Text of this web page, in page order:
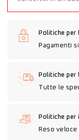
Politiche per
Pagamenti
Politiche per
Tutte le
Politiche per
Reso